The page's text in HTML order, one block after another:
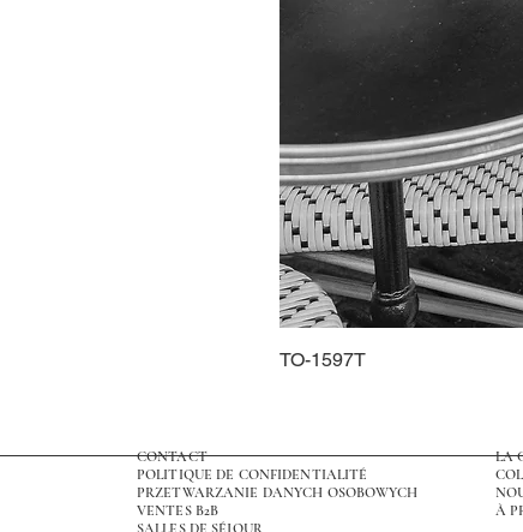
TO-1597T
CONTACT
LA
POLITIQUE DE CONFIDENTIALITÉ
PRZETWARZANIE DANYCH OSOBOWYCH
VENTES B2B
À
SALLES DE SÉJOUR